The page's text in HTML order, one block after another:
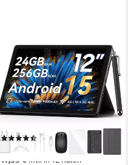
BLACKVIEW
12,1 " Mega2 Android 15 4G
LTE 2,4K 8GB/12GB+256GB
Tablet
12 Zoll Bildschirmdiagonale
256 GB Speichergröße
(52)
ab 189,99 € UVP 399,99 €
17,35 € mtl. in 12 Raten